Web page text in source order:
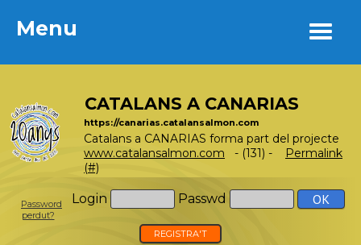
Menu
CATALANS A CANARIAS
https://canarias.catalansalmon.com
Catalans a CANARIAS forma part del projecte
www.catalansalmon.com - (131) -
Permalink
(#)
Login Passwd
Password
perdut?
REGISTRA'T
Menu